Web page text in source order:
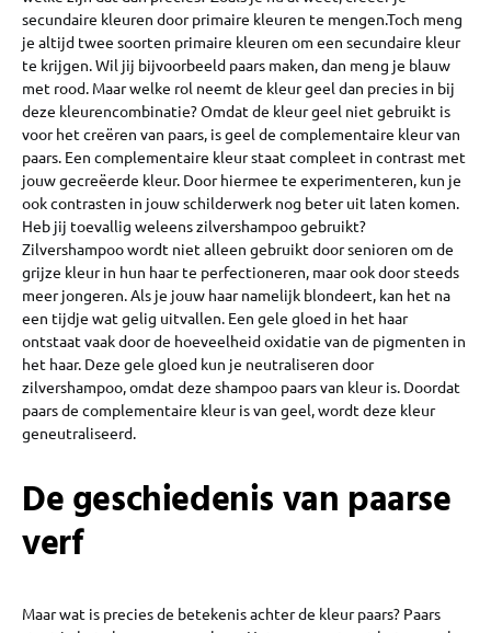
secundaire kleuren door primaire kleuren te mengen.Toch meng
je altijd twee soorten primaire kleuren om een secundaire kleur
te krijgen. Wil jij bijvoorbeeld paars maken, dan meng je blauw
met rood. Maar welke rol neemt de kleur geel dan precies in bij
deze kleurencombinatie? Omdat de kleur geel niet gebruikt is
voor het creëren van paars, is geel de complementaire kleur van
paars. Een complementaire kleur staat compleet in contrast met
jouw gecreëerde kleur. Door hiermee te experimenteren, kun je
ook contrasten in jouw schilderwerk nog beter uit laten komen.
Heb jij toevallig weleens zilvershampoo gebruikt?
Zilvershampoo wordt niet alleen gebruikt door senioren om de
grijze kleur in hun haar te perfectioneren, maar ook door steeds
meer jongeren. Als je jouw haar namelijk blondeert, kan het na
een tijdje wat gelig uitvallen. Een gele gloed in het haar
ontstaat vaak door de hoeveelheid oxidatie van de pigmenten in
het haar. Deze gele gloed kun je neutraliseren door
zilvershampoo, omdat deze shampoo paars van kleur is. Doordat
paars de complementaire kleur is van geel, wordt deze kleur
geneutraliseerd.
De geschiedenis van paarse
verf
Maar wat is precies de betekenis achter de kleur paars? Paars